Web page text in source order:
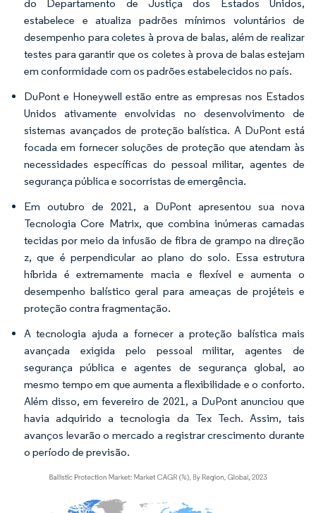
do Departamento de Justiça dos Estados Unidos,
estabelece e atualiza padrões mínimos voluntários de
desempenho para coletes à prova de balas, além de realizar
testes para garantir que os coletes à prova de balas estejam
em conformidade com os padrões estabelecidos no país.
DuPont e Honeywell estão entre as empresas nos Estados
Unidos ativamente envolvidas no desenvolvimento de
sistemas avançados de proteção balística. A DuPont está
focada em fornecer soluções de proteção que atendam às
necessidades específicas do pessoal militar, agentes de
segurança pública e socorristas de emergência.
Em outubro de 2021, a DuPont apresentou sua nova
Tecnologia Core Matrix, que combina inúmeras camadas
tecidas por meio da infusão de fibra de grampo na direção
z, que é perpendicular ao plano do solo. Essa estrutura
híbrida é extremamente macia e flexível e aumenta o
desempenho balístico geral para ameaças de projéteis e
proteção contra fragmentação.
A tecnologia ajuda a fornecer a proteção balística mais
avançada exigida pelo pessoal militar, agentes de
segurança pública e agentes de segurança global, ao
mesmo tempo em que aumenta a flexibilidade e o conforto.
Além disso, em fevereiro de 2021, a DuPont anunciou que
havia adquirido a tecnologia da Tex Tech. Assim, tais
avanços levarão o mercado a registrar crescimento durante
o período de previsão.